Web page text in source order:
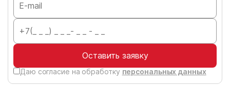
Оставить заявку
Даю согласие на обработку персональных данных